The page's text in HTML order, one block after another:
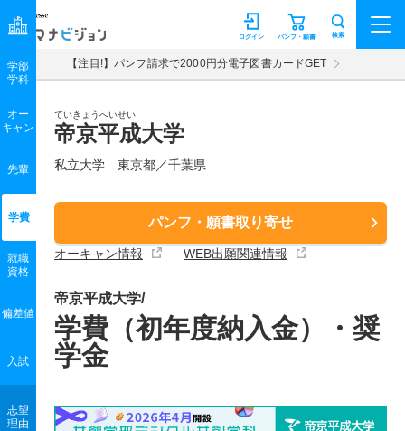
マナビジョン パンフ・願書
ログイン 検索
【注目!】パンフ請求で2000円分電子図書カードGET
ていきょうへいせい
帝京平成大学
私立大学 東京都／千葉県
パンフ・願書取り寄せ
オーキャン情報 WEB出願関連情報
学部
学科
オー
キャン
先輩
学費
就職
資格
偏差値
入試
志望
理由
帝京平成大学/
学費（初年度納入金）・奨
学金